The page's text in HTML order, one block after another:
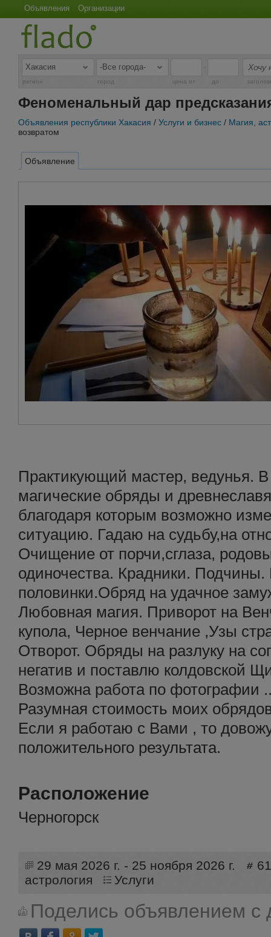
Объявления Организации
-
регион город цена от до
Феноменальный дар
Объявления республики Хакасия / Услуги и бизнес / Магия,
возвратом
Объявление
Практикующий мастер, ведунья.
магические обряды и
благодаря которым возможно
ситуацию. Гадаю на судьбу,на
Очищение от порчи,сглаза,
одиночества. Крадники.
половинки.Обряд на удачное
Любовная магия. Приворот на
купола, Черное венчание ,Узы
Отворот. Обряды на разлуку на
негатив и поставлю колдовской
Возможна работа по фотографии
Разумная стоимость моих
Если я работаю с Вами , то
положительного результата.
Расположение
Черногорск
29 мая 2026 г. - 25 ноября 2026 г.
астрология
Услуги
Поделись объявлением с